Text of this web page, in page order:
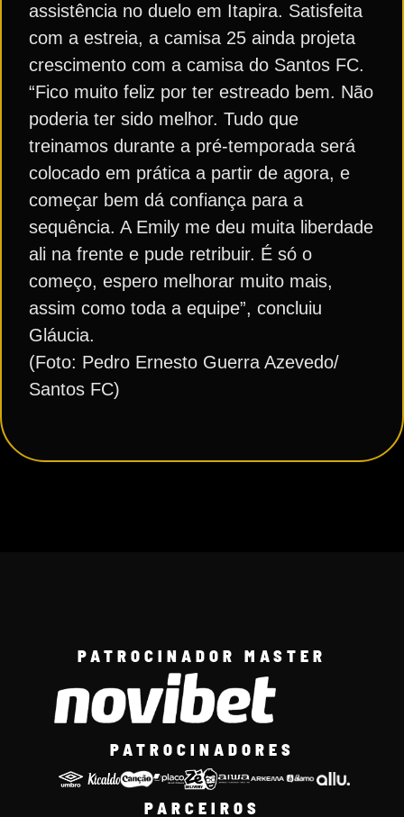
assistência no duelo em Itapira. Satisfeita
com a estreia, a camisa 25 ainda projeta
crescimento com a camisa do Santos FC.
“Fico muito feliz por ter estreado bem. Não
poderia ter sido melhor. Tudo que
treinamos durante a pré-temporada será
colocado em prática a partir de agora, e
começar bem dá confiança para a
sequência. A Emily me deu muita liberdade
ali na frente e pude retribuir. É só o
começo, espero melhorar muito mais,
assim como toda a equipe”, concluiu
Gláucia.
(Foto: Pedro Ernesto Guerra Azevedo/
Santos FC)
PATROCINADOR MASTER
PATROCINADORES
PARCEIROS